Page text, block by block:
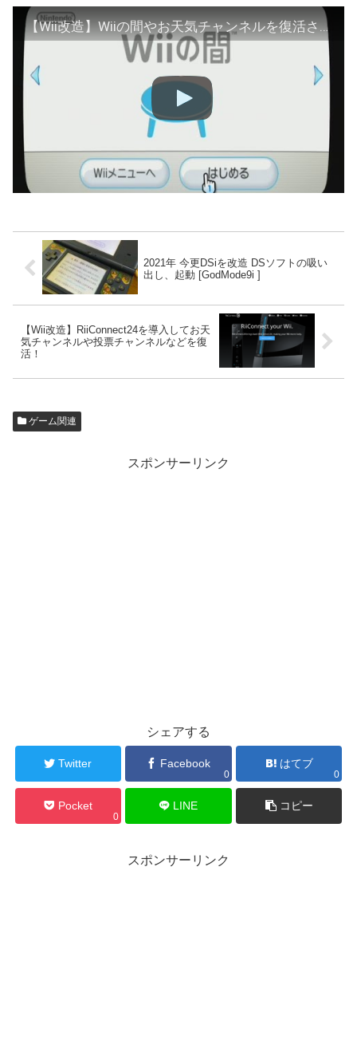
【Wii改造】Wiiの間やお天気チャンネルを復活させてみた。【Riiconnect24】【WiiLink24】
2021年 今更DSiを改造 DSソフトの吸い
出し、起動 [GodMode9i ]
【Wii改造】RiiConnect24を導入してお天
気チャンネルや投票チャンネルなどを復
活！
ゲーム関連
スポンサーリンク
シェアする
Twitter Facebook
0
はてブ
0
Pocket
0
LINE コピー
スポンサーリンク